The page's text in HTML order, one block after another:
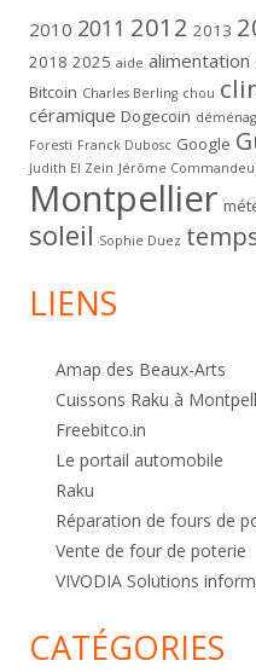
2010 2011 2012 2013
2018 2025 aide alimentation
Bitcoin Charles Berling chou
céramique Dogecoin
Foresti Franck Dubosc Google
Judith El Zein Jérôme
Montpellier
soleil Sophie Duez
LIENS
Amap des Beaux-Arts
Cuissons Raku à
Freebitco.in
Le portail automobile
Raku
Réparation de fours de
Vente de four de poterie
VIVODIA Solutions
CATÉGORIES